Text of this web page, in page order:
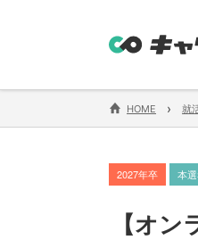
HOME › 就
2027年卒 本
【オン